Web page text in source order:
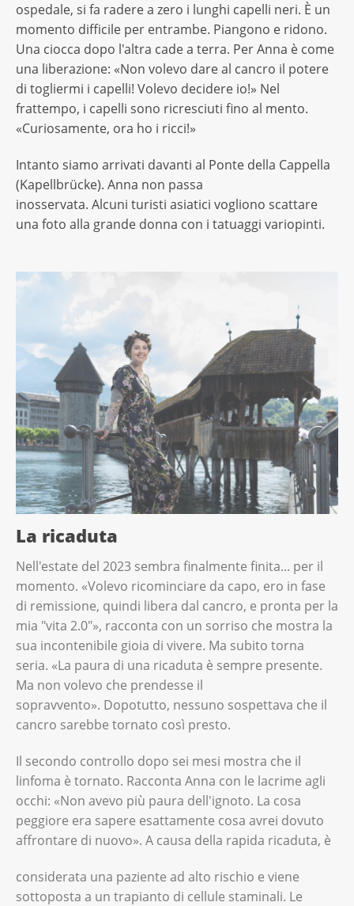
ospedale, si fa radere a zero i lunghi capelli neri. È un
momento difficile per entrambe. Piangono e ridono.
Una ciocca dopo l'altra cade a terra. Per Anna è come
una liberazione: «Non volevo dare al cancro il potere
di togliermi i capelli! Volevo decidere io!» Nel
frattempo, i capelli sono ricresciuti fino al mento.
«Curiosamente, ora ho i ricci!»
Intanto siamo arrivati davanti al Ponte della Cappella
(Kapellbrücke). Anna non passa
inosservata. Alcuni turisti asiatici vogliono scattare
una foto alla grande donna con i tatuaggi variopinti.
La ricaduta
Nell'estate del 2023 sembra finalmente finita... per il
momento. «Volevo ricominciare da capo, ero in fase
di remissione, quindi libera dal cancro, e pronta per la
mia "vita 2.0"», racconta con un sorriso che mostra la
sua incontenibile gioia di vivere. Ma subito torna
seria. «La paura di una ricaduta è sempre presente.
Ma non volevo che prendesse il
sopravvento». Dopotutto, nessuno sospettava che il
cancro sarebbe tornato così presto.
Il secondo controllo dopo sei mesi mostra che il
linfoma è tornato. Racconta Anna con le lacrime agli
occhi: «Non avevo più paura dell'ignoto. La cosa
peggiore era sapere esattamente cosa avrei dovuto
affrontare di nuovo». A causa della rapida ricaduta, è
considerata una paziente ad alto rischio e viene
sottoposta a un trapianto di cellule staminali. Le